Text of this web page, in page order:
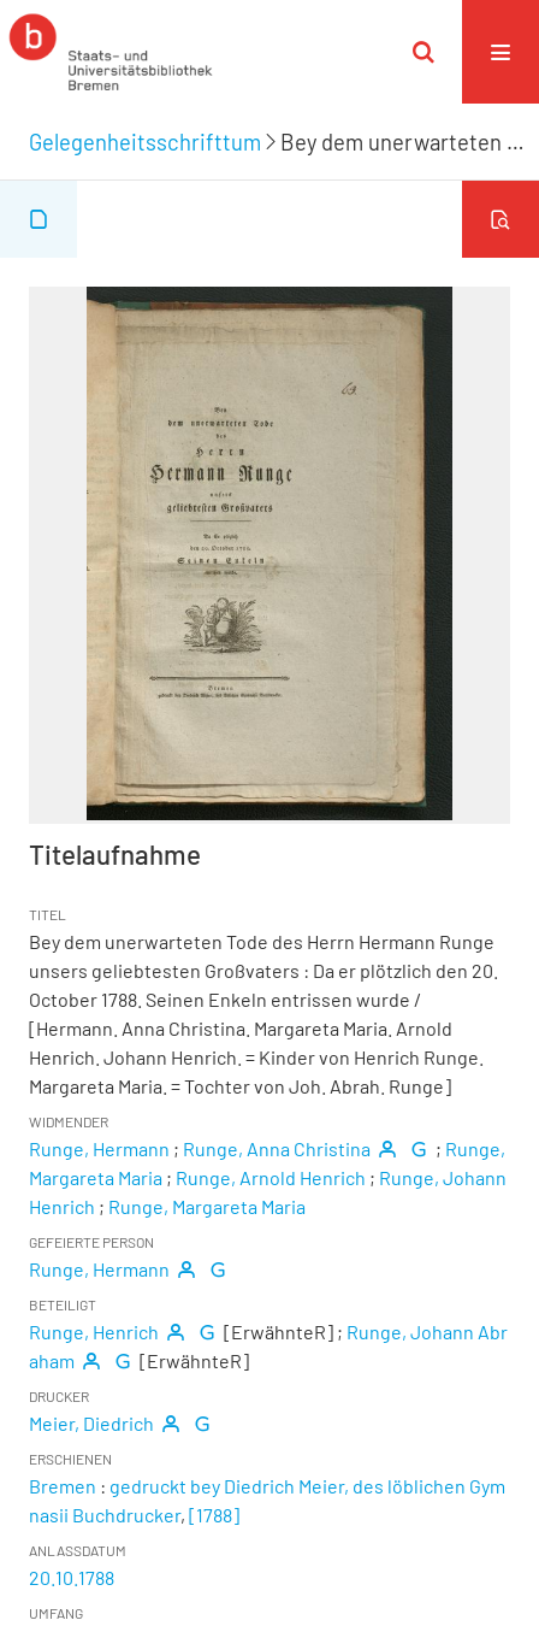
Gelegenheitsschrifttum Bey dem unerwarteten Tode des Herrn Hermann Runge unsers geliebtesten Großvaters
Titelaufnahme
TITEL
Bey dem unerwarteten Tode des Herrn Hermann Runge
unsers geliebtesten Großvaters : Da er plötzlich den 20.
October 1788. Seinen Enkeln entrissen wurde /
[Hermann. Anna Christina. Margareta Maria. Arnold
Henrich. Johann Henrich. = Kinder von Henrich Runge.
Margareta Maria. = Tochter von Joh. Abrah. Runge]
WIDMENDER
Runge, Hermann ; Runge, Anna Christina ; Runge,
Margareta Maria ; Runge, Arnold Henrich ; Runge, Johann
Henrich ; Runge, Margareta Maria
GEFEIERTE PERSON
Runge, Hermann
BETEILIGT
Runge, Henrich [ErwähnteR]; Runge, Johann Abr
aham
[ErwähnteR]
DRUCKER
Meier, Diedrich
ERSCHIENEN
Bremen : gedruckt bey Diedrich Meier, des löblichen Gym
nasii Buchdrucker, [1788]
ANLASSDATUM
20.10.1788
UMFANG